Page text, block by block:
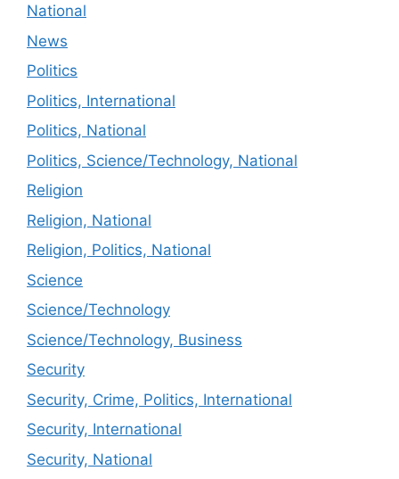
National
News
Politics
Politics, International
Politics, National
Politics, Science/Technology, National
Religion
Religion, National
Religion, Politics, National
Science
Science/Technology
Science/Technology, Business
Security
Security, Crime, Politics, International
Security, International
Security, National